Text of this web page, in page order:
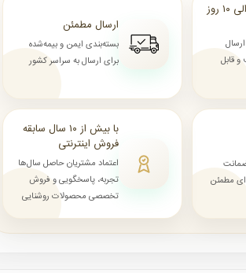
ارسال از ۷ روز الی ۱۰ روز
قابل
ارسال مطمئن
بسته‌بندی ایمن و بیمه‌شده
برای ارسال به سراسر کشور
مطمئن
با بیش از ۱۰ سال سابقه
فروش اینترنتی
اعتماد مشتریان حاصل سال‌ها
تجربه، پاسخگویی و فروش
تخصصی محصولات روشنایی